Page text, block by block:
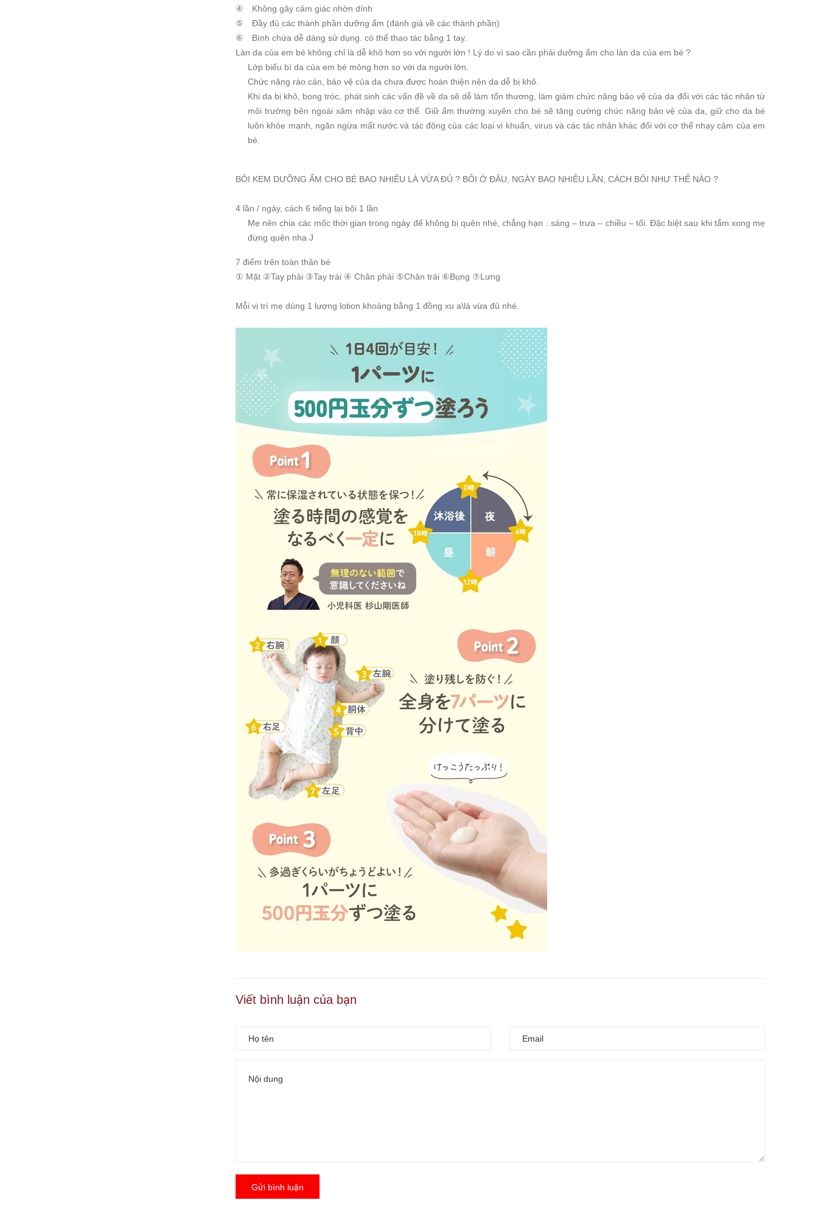
④
Không gây cảm giác nhờn dính
⑤
Đầy đủ các thành phần dưỡng ẩm (đánh giá về các thành phần)
⑥
Bình chứa dễ dàng sử dụng. có thể thao tác bằng 1 tay.
Làn da của em bé không chỉ là dễ khô hơn so với người lớn ! Lý do vì sao cần phải dưỡng ẩm cho làn da của em bé ?
Lớp biểu bì da của em bé mỏng hơn so với da người lớn.
Chức năng rào cản, bảo vệ của da chưa được hoàn thiện nên da dễ bị khô.
Khi da bị khô, bong tróc, phát sinh các vấn đề về da sẽ dễ làm tổn thương, làm giảm chức năng bảo vệ của da đối với các tác nhân từ
môi trường bên ngoài xâm nhập vào cơ thể. Giữ ẩm thường xuyên cho bé sẽ tăng cường chức năng bảo vệ của da, giữ cho da bé
luôn khỏe mạnh, ngăn ngừa mất nước và tác động của các loại vi khuẩn, virus và các tác nhân khác đối với cơ thể nhạy cảm của em
bé.
BÔI KEM DƯỠNG ẨM CHO BÉ BAO NHIÊU LÀ VỪA ĐỦ ? BÔI Ở ĐÂU, NGÀY BAO NHIÊU LẦN, CÁCH BÔI NHƯ THẾ NÀO ?
4 lần / ngày, cách 6 tiếng lại bôi 1 lần
Mẹ nên chia các mốc thời gian trong ngày để không bị quên nhé, chẳng hạn : sáng – trưa – chiều – tối. Đặc biệt sau khi tắm xong mẹ
đừng quên nha J
7 điểm trên toàn thân bé
① Mặt ②Tay phải ③Tay trái ④ Chân phải ⑤Chân trái ⑥Bụng ⑦Lưng
Mỗi vị trí mẹ dùng 1 lượng lotion khoảng bằng 1 đồng xu a\là vừa đủ nhé.
Viết bình luận của bạn
Gửi bình luận